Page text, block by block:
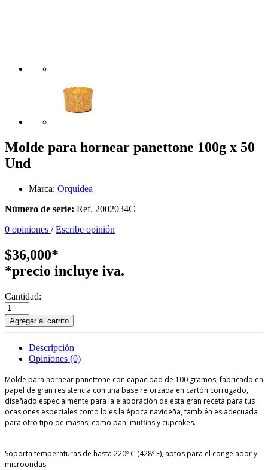
Molde para hornear panettone 100g x 50
Und
Marca: Orquídea
Número de serie: Ref. 2002034C
0 opiniones /Escribe opinión
$36,000*
*precio incluye iva.
Cantidad:
Agregar al carrito
Descripción
Opiniones (0)
Molde para hornear panettone con capacidad de 100 gramos, fabricado en
papel de gran resistencia con una base reforzada en cartón corrugado,
diseñado especialmente para la elaboración de esta gran receta para tus
ocasiones especiales como lo es la época navideña, también es adecuada
para otro tipo de masas, como pan, muffins y cupcakes.
Soporta temperaturas de hasta 220º C (428º F), aptos para el congelador y
microondas.